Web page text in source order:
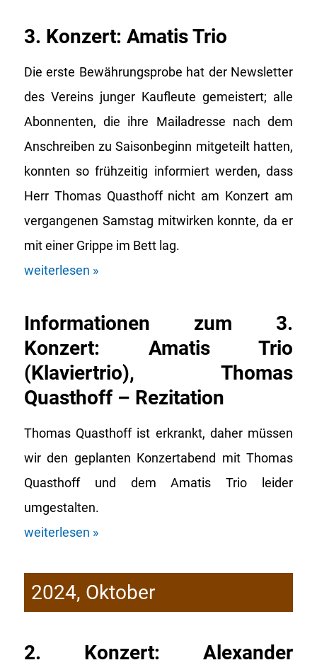
3. Konzert: Amatis Trio
Die erste Bewährungsprobe hat der Newsletter
des Vereins junger Kaufleute gemeistert; alle
Abonnenten, die ihre Mailadresse nach dem
Anschreiben zu Saisonbeginn mitgeteilt hatten,
konnten so frühzeitig informiert werden, dass
Herr Thomas Quasthoff nicht am Konzert am
vergangenen Samstag mitwirken konnte, da er
mit einer Grippe im Bett lag.
weiterlesen »
Informationen zum 3.
Konzert: Amatis Trio
(Klaviertrio), Thomas
Quasthoff – Rezitation
Thomas Quasthoff ist erkrankt, daher müssen
wir den geplanten Konzertabend mit Thomas
Quasthoff und dem Amatis Trio leider
umgestalten.
weiterlesen »
2024, Oktober
2. Konzert: Alexander